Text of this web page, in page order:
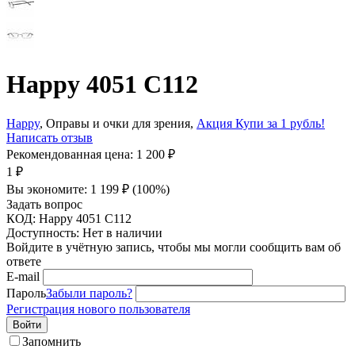
Happy 4051 C112
Happy, Оправы и очки для зрения, Акция Купи за 1 рубль!
Написать отзыв
Рекомендованная цена: 1 200 ₽
1 ₽
Вы экономите: 1 199 ₽ (100%)
Задать вопрос
КОД: Happy 4051 C112
Доступность: Нет в наличии
Войдите в учётную запись, чтобы мы могли сообщить вам об
ответе
E-mail
ПарольЗабыли пароль?
Регистрация нового пользователя
Войти
Запомнить